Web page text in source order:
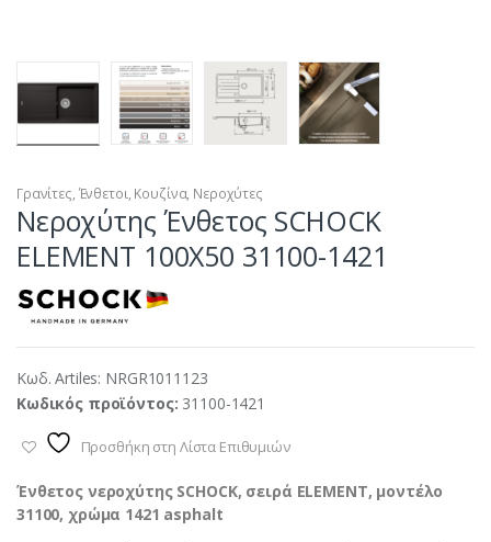
Γρανίτες, Ένθετοι, Κουζίνα, Νεροχύτες
Νεροχύτης Ένθετος SCHOCK
ELEMENT 100X50 31100-1421
Κωδ. Artiles: NRGR1011123
Κωδικός προϊόντος: 31100-1421
Προσθήκη στη Λίστα Επιθυμιών
Ένθετος νεροχύτης SCHOCK, σειρά ELEMENT, μοντέλο
31100, χρώμα 1421 asphalt